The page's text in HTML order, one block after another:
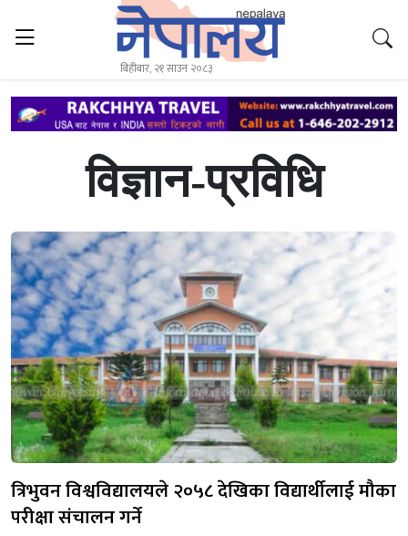
बिहीबार, २१ साउन २०८३
विज्ञान-प्रविधि
त्रिभुवन विश्वविद्यालयले २०५८ देखिका विद्यार्थीलाई मौका
परीक्षा संचालन गर्ने